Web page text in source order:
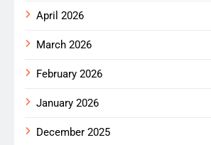
April 2026
March 2026
February 2026
January 2026
December 2025